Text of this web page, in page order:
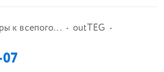
к всепого...
outTEG